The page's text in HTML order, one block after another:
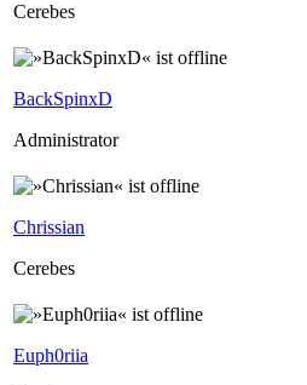
Cerebes
BackSpinxD
Administrator
Chrissian
Cerebes
Euph0riia